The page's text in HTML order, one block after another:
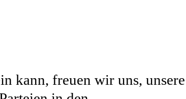
kann, freuen wir uns, unsere